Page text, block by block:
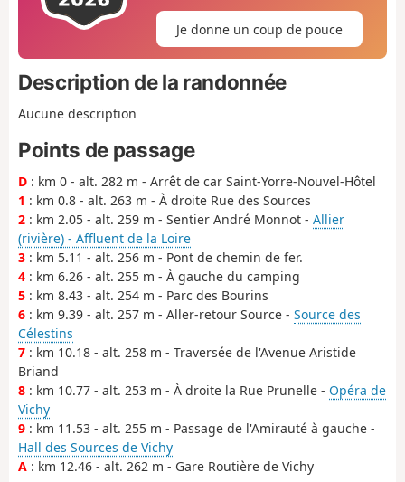
Je donne un coup de pouce
Description de la randonnée
Aucune description
Points de passage
D : km 0 - alt. 282 m - Arrêt de car Saint-Yorre-Nouvel-Hôtel
1 : km 0.8 - alt. 263 m - À droite Rue des Sources
2 : km 2.05 - alt. 259 m - Sentier André Monnot - Allier
(rivière) - Affluent de la Loire
3 : km 5.11 - alt. 256 m - Pont de chemin de fer.
4 : km 6.26 - alt. 255 m - À gauche du camping
5 : km 8.43 - alt. 254 m - Parc des Bourins
6 : km 9.39 - alt. 257 m - Aller-retour Source - Source des
Célestins
7 : km 10.18 - alt. 258 m - Traversée de l'Avenue Aristide
Briand
8 : km 10.77 - alt. 253 m - À droite la Rue Prunelle - Opéra de
Vichy
9 : km 11.53 - alt. 255 m - Passage de l'Amirauté à gauche -
Hall des Sources de Vichy
A : km 12.46 - alt. 262 m - Gare Routière de Vichy